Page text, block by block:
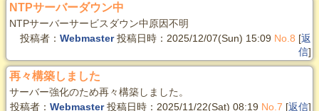
NTPサーバーダウン中
NTPサーバーサービスダウン中原因不明
投稿者：Webmaster投稿日時：2025/12/07(Sun) 15:09 No.8 [返
信]
再々構築しました
サーバー強化のため再々構築しました。
投稿者：Webmaster投稿日時：2025/11/22(Sat) 08:19 No.7 [返信]